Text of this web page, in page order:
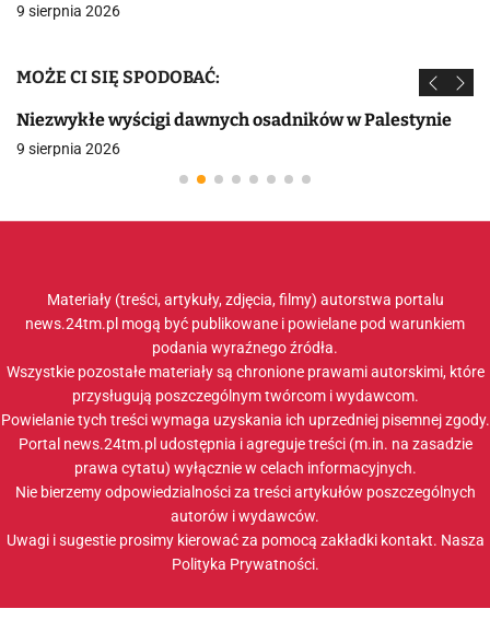
9 sierpnia 2026
MOŻE CI SIĘ SPODOBAĆ:
Niezwykłe wyścigi dawnych osadników w Palestynie
9 sierpnia 2026
Materiały (treści, artykuły, zdjęcia, filmy) autorstwa portalu
news.24tm.pl mogą być publikowane i powielane pod warunkiem
podania wyraźnego źródła.
Wszystkie pozostałe materiały są chronione prawami autorskimi, które
przysługują poszczególnym twórcom i wydawcom.
Powielanie tych treści wymaga uzyskania ich uprzedniej pisemnej zgody.
Portal news.24tm.pl udostępnia i agreguje treści (m.in. na zasadzie
prawa cytatu) wyłącznie w celach informacyjnych.
Nie bierzemy odpowiedzialności za treści artykułów poszczególnych
autorów i wydawców.
Uwagi i sugestie prosimy kierować za pomocą zakładki kontakt. Nasza
Polityka Prywatności.